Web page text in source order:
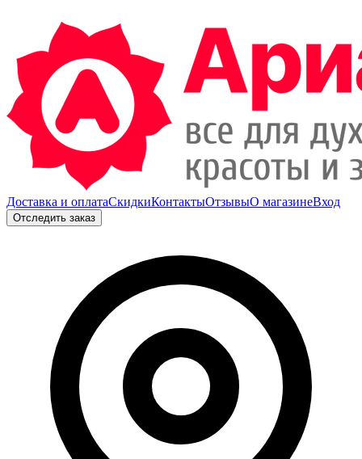
Доставка и оплатаСкидкиКонтактыОтзывыО магазинеВход
Отследить заказ